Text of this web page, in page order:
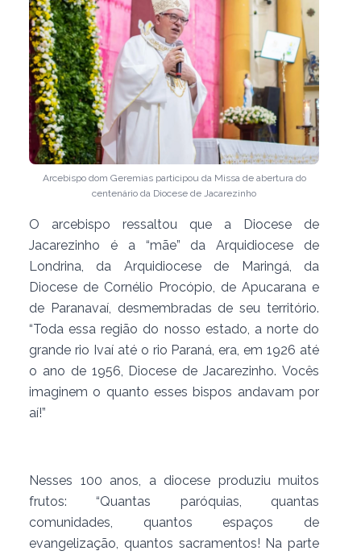
Arcebispo dom Geremias participou da Missa de abertura do
centenário da Diocese de Jacarezinho
O arcebispo ressaltou que a Diocese de
Jacarezinho é a “mãe” da Arquidiocese de
Londrina, da Arquidiocese de Maringá, da
Diocese de Cornélio Procópio, de Apucarana e
de Paranavaí, desmembradas de seu território.
“Toda essa região do nosso estado, a norte do
grande rio Ivaí até o rio Paraná, era, em 1926 até
o ano de 1956, Diocese de Jacarezinho. Vocês
imaginem o quanto esses bispos andavam por
aí!”
Nesses 100 anos, a diocese produziu muitos
frutos: “Quantas paróquias, quantas
comunidades, quantos espaços de
evangelização, quantos sacramentos! Na parte